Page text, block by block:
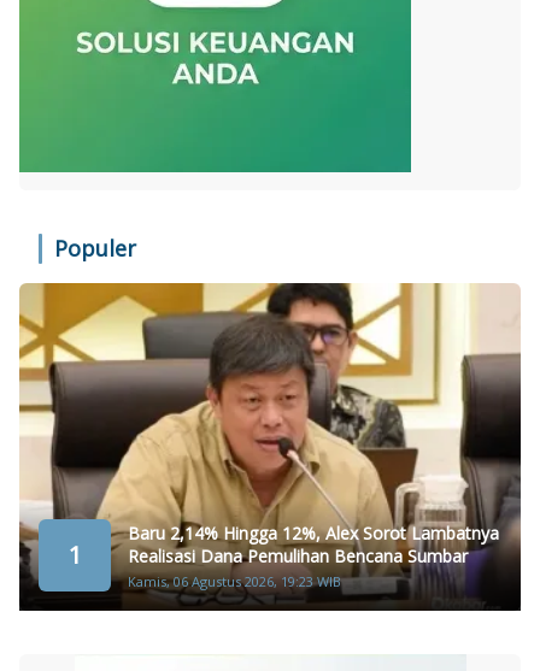
Populer
1
Baru 2,14% Hingga 12%, Alex Sorot Lambatnya
Realisasi Dana Pemulihan Bencana Sumbar
Kamis, 06 Agustus 2026, 19:23 WIB